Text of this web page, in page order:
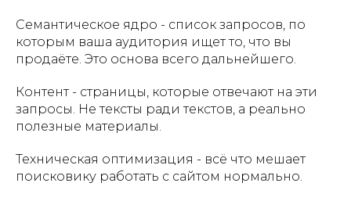
Семантическое ядро - список запросов, по
которым ваша аудитория ищет то, что вы
продаёте. Это основа всего дальнейшего.
Контент - страницы, которые отвечают на эти
запросы. Не тексты ради текстов, а реально
полезные материалы.
Техническая оптимизация - всё что мешает
поисковику работать с сайтом нормально.